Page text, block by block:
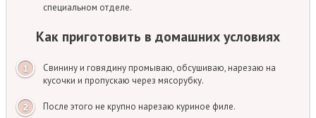
специальном отделе.
Как приготовить в домашних условиях
Свинину и говядину промываю, обсушиваю, нарезаю на
кусочки и пропускаю через мясорубку.
После этого не крупно нарезаю куриное филе.